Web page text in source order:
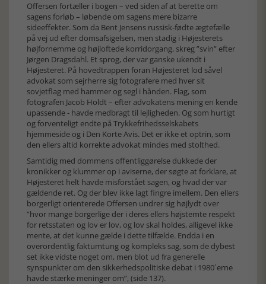
Offersen fortæller i bogen – ved siden af at berette om
sagens forløb – løbende om sagens mere bizarre
sideeffekter. Som da Bent Jensens russisk-fødte ægtefælle
på vej ud efter domsafsigelsen, men stadig i Højesterets
højfornemme og højloftede korridorgang, skreg ”svin” efter
Jørgen Dragsdahl. Et sprog, der var ganske ukendt i
Højesteret. På hovedtrappen foran Højesteret lod såvel
advokat som sejrherre sig fotografere med hver sit
sovjetflag med hammer og segl i hånden. Flag, som
fotografen Jacob Holdt – efter advokatens mening en kende
upassende - havde medbragt til lejligheden. Og som hurtigt
og forventeligt endte på Trykkefrihedsselskabets
hjemmeside og i Den Korte Avis. Det er ikke et optrin, som
den ellers altid korrekte advokat mindes med stolthed.
Samtidig med dommens offentliggørelse dukkede der
kronikker og klummer op i aviserne, der søgte at forklare, at
Højesteret helt havde misforstået sagen, og hvad der var
gældende ret. Og der blev ikke lagt fingre imellem. Den ellers
borgerligt orienterede Offersen undrer sig højlydt over
”hvor mange borgerlige der i deres ellers højstemte respekt
for retsstaten og lov er lov, og lov skal holdes, alligevel ikke
mente, at det kunne gælde i dette tilfælde. Endda i en
overordentlig faktumtung og kompleks sag, som de dybest
set ikke vidste noget om, men blot ud fra generelle
synspunkter om den sikkerhedspolitiske debat i 1980´erne
havde stærke meninger om”, (side 137).